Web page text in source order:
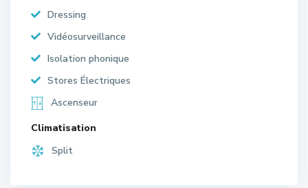
Dressing
Vidéosurveillance
Isolation phonique
Stores Électriques
Ascenseur
Climatisation
Split